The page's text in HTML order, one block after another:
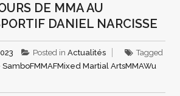
DE MMA AU
DANIEL NARCISSE
Posted in Actualités
Tagged
SamboFMMAFMixed Martial ArtsMMAWu